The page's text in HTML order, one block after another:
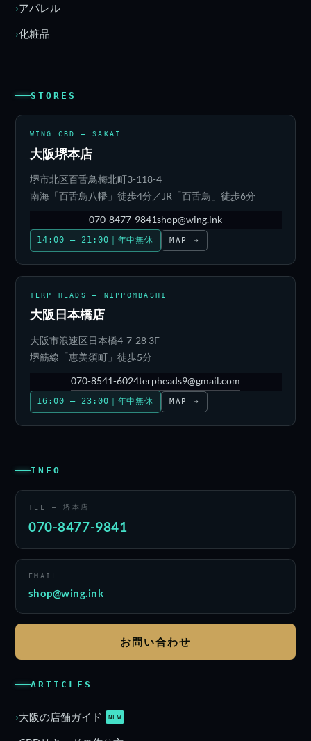
アパレル
化粧品
STORES
WING CBD — SAKAI
大阪堺本店
堺市北区百舌鳥梅北町3-118-4
南海「百舌鳥八幡」徒歩4分／JR「百舌鳥」徒歩6分
070-8477-9841shop@wing.ink
14:00 – 21:00｜年中無休 MAP →
TERP HEADS — NIPPOMBASHI
大阪日本橋店
大阪市浪速区日本橋4-7-28 3F
堺筋線「恵美須町」徒歩5分
070-8541-6024terpheads9@gmail.com
16:00 – 23:00｜年中無休 MAP →
INFO
TEL — 堺本店
070-8477-9841
EMAIL
shop@wing.ink
お問い合わせ
ARTICLES
大阪の店舗ガイド NEW